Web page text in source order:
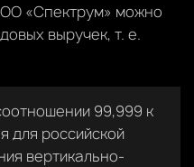
«Спектрум» можно
выручек, т. е.
99,999 к
для российской
вертикально-